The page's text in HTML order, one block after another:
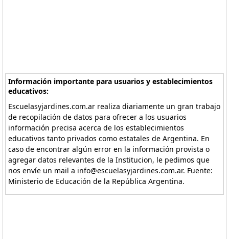
Información importante para usuarios y establecimientos
educativos:
Escuelasyjardines.com.ar realiza diariamente un gran trabajo
de recopilación de datos para ofrecer a los usuarios
información precisa acerca de los establecimientos
educativos tanto privados como estatales de Argentina. En
caso de encontrar algún error en la información provista o
agregar datos relevantes de la Institucion, le pedimos que
nos envíe un mail a info@escuelasyjardines.com.ar. Fuente:
Ministerio de Educación de la República Argentina.